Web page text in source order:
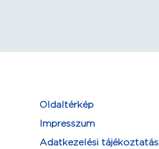
Oldaltérkép
Impresszum
Adatkezelési tájékoztatás